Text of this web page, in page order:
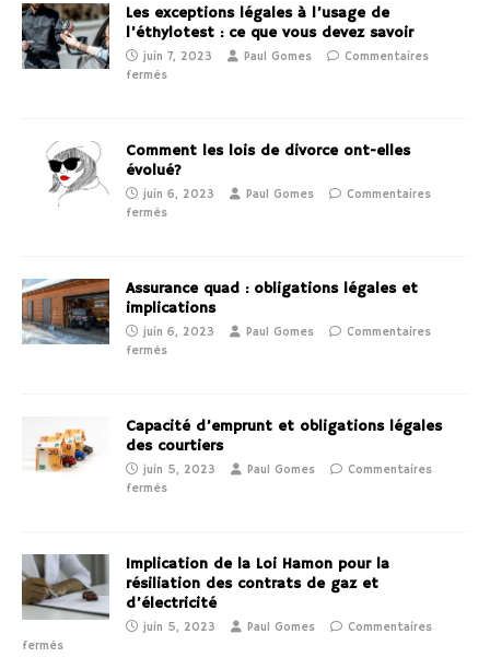
Les exceptions légales à l’usage de
l’éthylotest : ce que vous devez savoir
juin 7, 2023 Paul Gomes
Commentaires
fermés
Comment les lois de divorce ont-elles
évolué?
juin 6, 2023 Paul Gomes
Commentaires
fermés
Assurance quad : obligations légales et
implications
juin 6, 2023 Paul Gomes
Commentaires
fermés
Capacité d’emprunt et obligations légales
des courtiers
juin 5, 2023 Paul Gomes
Commentaires
fermés
Implication de la Loi Hamon pour la
résiliation des contrats de gaz et
d’électricité
juin 5, 2023 Paul Gomes
Commentaires
fermés